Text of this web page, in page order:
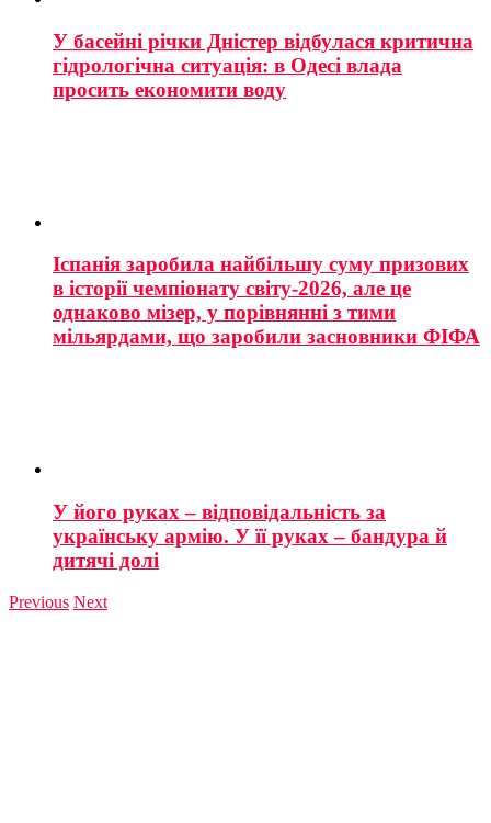
У басейні річки Дністер відбулася критична
гідрологічна ситуація: в Одесі влада
просить економити воду
Іспанія заробила найбільшу суму призових
в історії чемпіонату світу-2026, але це
однаково мізер, у порівнянні з тими
мільярдами, що заробили засновники ФІФА
У його руках – відповідальність за
українську армію. У її руках – бандура й
дитячі долі
Previous Next